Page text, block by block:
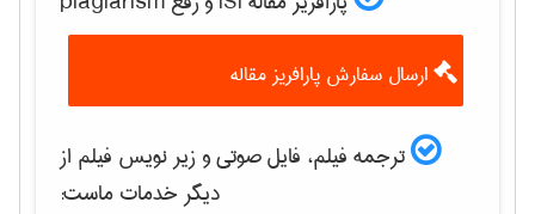
ارسال سفارش پارافریز مقاله
ترجمه فیلم، فایل صوتی و زیر نویس فیلم از
دیگر خدمات ماست: